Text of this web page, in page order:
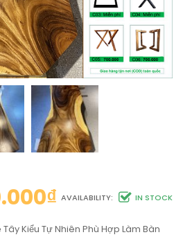
₫ AVAILABILITY: IN STOCK
Kiểu Tự Nhiên Phù Hợp Làm Bàn